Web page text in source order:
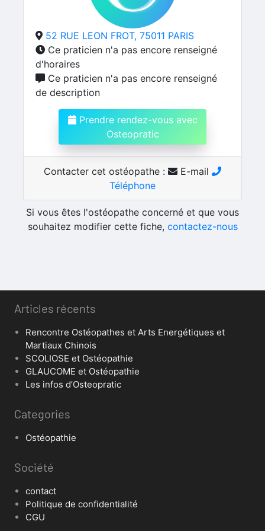
52 RUE LEON FROT, 75011 PARIS
Ce praticien n'a pas encore renseigné
d'horaires
Ce praticien n'a pas encore renseigné
de description
Prendre rendez-vous avec
Osteopratic
Contacter cet ostéopathe :
E-mail
Téléphone
Si vous êtes l'ostéopathe concerné et que vous
souhaitez modifier cette fiche, contactez-nous
Articles récents
Rencontre Ostéopathes et Arts Energétiques et
Martiaux Chinois
SCOLIOSE et Ostéopathie
GLAUCOME et Ostéopathie
Les infos d’Osteopratic
Categories
Ostéopathie
Société
contact
Politique de confidentialité
CGU